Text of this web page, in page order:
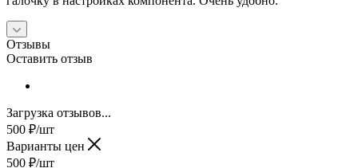
Отзывы
Оставить отзыв
Загрузка отзывов...
500 ₽/шт
Варианты цен
500 ₽/шт